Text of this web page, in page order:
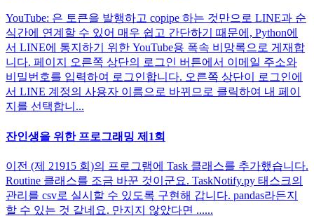
YouTube: 은 토큰을 발행하고 copipe 하는 것만으로 LINE과 순
식간에 연계할 수 있어 매우 쉽고 간단하기 때문에, Python에
서 LINE에 통지하기 위한 YouTube용 폭속 비망록으로 게재합
니다. 페이지 오른쪽 상단의 로그인 버튼에서 이메일 주소와
비밀번호를 입력하여 로그인합니다. 오른쪽 상단이 로그인에
서 LINE 계정의 사용자 이름으로 바뀌므로 클릭하여 내 페이
지를 선택합니...
잔인생을 위한 프로그래밍 제1회
이전 (제 21915 회)의 프로그램에 Task 클래스를 추가했습니다.
Routine 클래스를 조금 바꾼 것이군요. TaskNotify.py 태스크의
관리를 csv로 실시할 수 있도록 구현해 갑니다. pandas라든지
할 수 있는 것 같네요. 만지지 않았다면 ......